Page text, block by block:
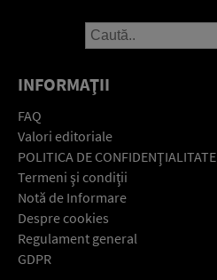
INFORMAŢII
FAQ
Valori editoriale
POLITICA DE CONFIDENŢIALITATE
Termeni şi condiţii
Notă de Informare
Despre cookies
Regulament general
GDPR